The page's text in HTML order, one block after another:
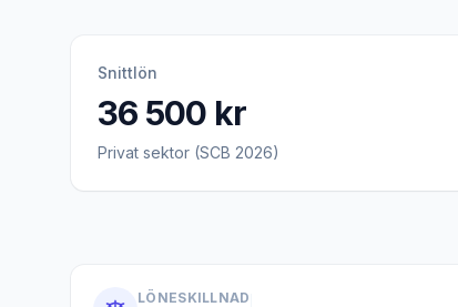
Snittlön
36 500 kr
Privat sektor (SCB 2026)
LÖNESKILLNAD